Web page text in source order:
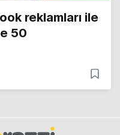
reklamları ile
50